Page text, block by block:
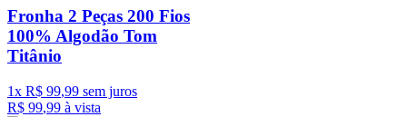
Fronha 2 Peças 200 Fios
100% Algodão Tom
Titânio
1x R$ 99,99 sem juros
R$ 99,99 à vista